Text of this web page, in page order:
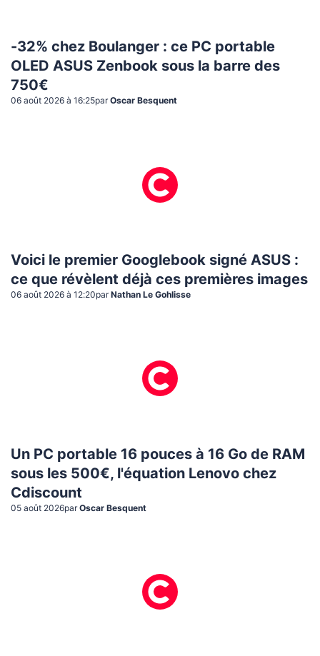
-32% chez Boulanger : ce PC portable
OLED ASUS Zenbook sous la barre des
750€
06 août 2026 à 16:25par Oscar Besquent
Voici le premier Googlebook signé ASUS :
ce que révèlent déjà ces premières images
06 août 2026 à 12:20par Nathan Le Gohlisse
Un PC portable 16 pouces à 16 Go de RAM
sous les 500€, l'équation Lenovo chez
Cdiscount
05 août 2026par Oscar Besquent